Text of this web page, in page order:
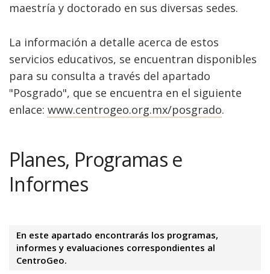
maestría y doctorado en sus diversas sedes.
La información a detalle acerca de estos
servicios educativos, se encuentran disponibles
para su consulta a través del apartado
"Posgrado", que se encuentra en el siguiente
enlace: www.centrogeo.org.mx/posgrado.
Planes, Programas e
Informes
En este apartado encontrarás los programas,
informes y evaluaciones correspondientes al
CentroGeo.